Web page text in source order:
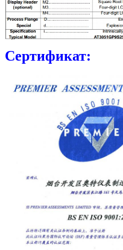
Сертификат: